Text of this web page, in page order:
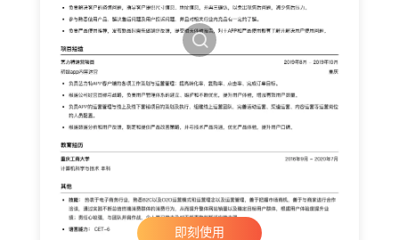
即刻使用